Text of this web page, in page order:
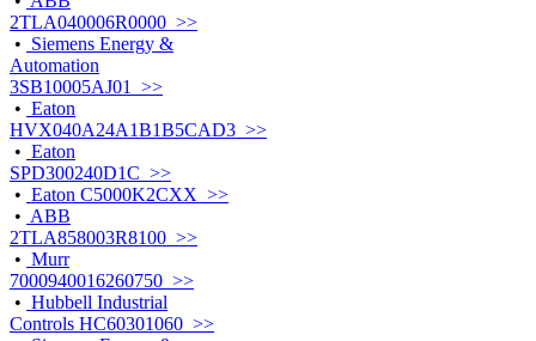
2TLA040006R0000 >>
• Siemens Energy &
Automation
3SB10005AJ01 >>
• Eaton
HVX040A24A1B1B5CAD3 >>
• Eaton
SPD300240D1C >>
• Eaton C5000K2CXX >>
• ABB
2TLA858003R8100 >>
• Murr
7000940016260750 >>
• Hubbell Industrial
Controls HC60301060 >>